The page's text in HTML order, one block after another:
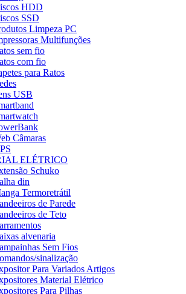
HDD
SSD
Limpeza PC
Multifunções
sem fio
com fio
para Ratos
USB
Câmaras
ELÉTRICO
Schuko
din
Termoretrátil
de Parede
de Teto
alvenaria
Sem Fios
sinalização
Para Variados Artigos
Material Elétrico
Para Pilhas